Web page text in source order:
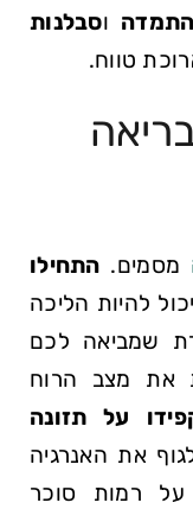
התמדה וסבלנות
טווח.
​מסמים. התחילו
להיות הליכה
שמביאה לכם
את‌ מצב הרוח
על תזונה
את האנרגיה
⁣על רמות‌ סוכר